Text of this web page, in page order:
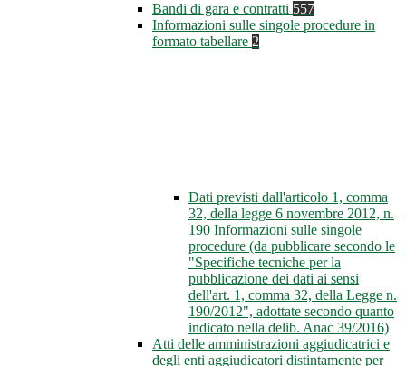
Bandi di gara e contratti 557
Informazioni sulle singole procedure in
formato tabellare 2
Dati previsti dall'articolo 1, comma
32, della legge 6 novembre 2012, n.
190 Informazioni sulle singole
procedure (da pubblicare secondo le
"Specifiche tecniche per la
pubblicazione dei dati ai sensi
dell'art. 1, comma 32, della Legge n.
190/2012", adottate secondo quanto
indicato nella delib. Anac 39/2016)
Atti delle amministrazioni aggiudicatrici e
degli enti aggiudicatori distintamente per